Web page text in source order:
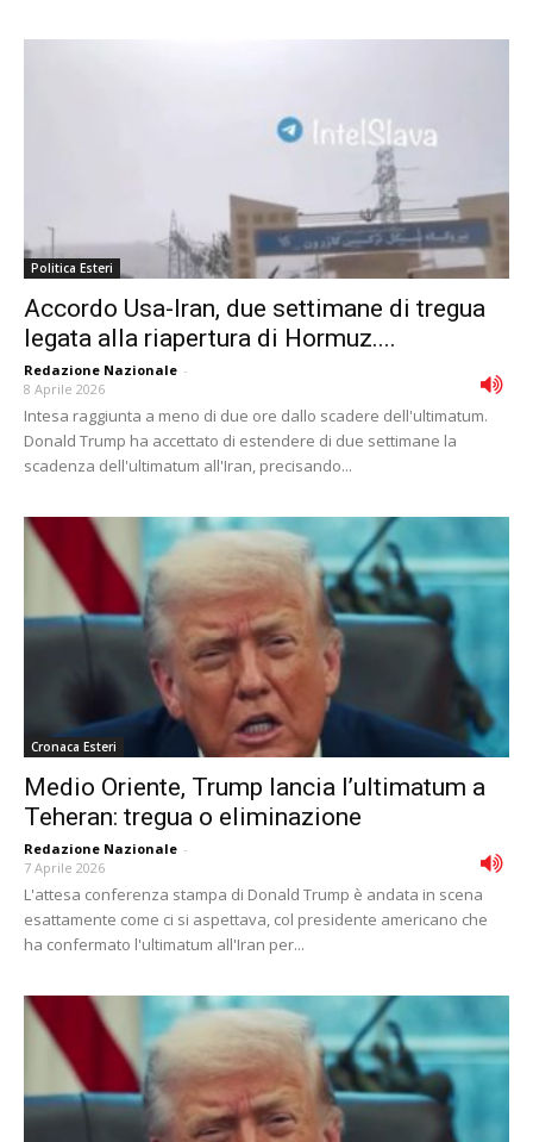
Politica Esteri
Accordo Usa-Iran, due settimane di tregua
legata alla riapertura di Hormuz....
Redazione Nazionale -
8 Aprile 2026
Intesa raggiunta a meno di due ore dallo scadere dell'ultimatum.
Donald Trump ha accettato di estendere di due settimane la
scadenza dell'ultimatum all'Iran, precisando...
Cronaca Esteri
Medio Oriente, Trump lancia l’ultimatum a
Teheran: tregua o eliminazione
Redazione Nazionale -
7 Aprile 2026
L'attesa conferenza stampa di Donald Trump è andata in scena
esattamente come ci si aspettava, col presidente americano che
ha confermato l'ultimatum all'Iran per...